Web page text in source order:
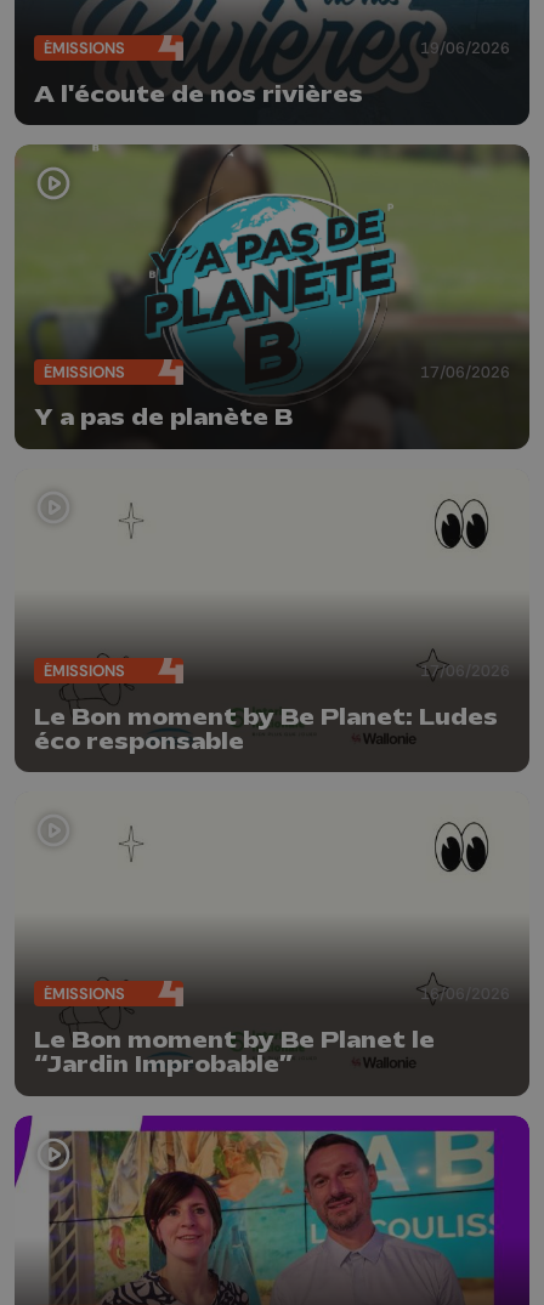
ÉMISSIONS 19/06/2026
A l'écoute de nos rivières
ÉMISSIONS 17/06/2026
Y a pas de planète B
ÉMISSIONS 17/06/2026
Le Bon moment by Be Planet: Ludes
éco responsable
ÉMISSIONS 16/06/2026
Le Bon moment by Be Planet le
“Jardin Improbable”